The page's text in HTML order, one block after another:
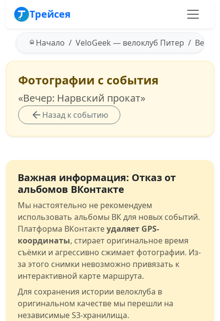
Трейсея
Начало VeloGeek — велоклуб Питер
Фотографии с события
«Вечер: Нарвский прокат»
Назад к событию
Важная информация: Отказ от
альбомов ВКонтакте
Мы настоятельно не рекомендуем
использовать альбомы ВК для новых событий.
Платформа ВКонтактеудаляет GPS-
координаты, стирает оригинальное время
съёмки и агрессивно сжимает фотографии. Из-
за этого снимки невозможно привязать к
интерактивной карте маршрута.
Для сохранения истории велоклуба в
оригинальном качестве мы перешли на
независимые S3-хранилища.